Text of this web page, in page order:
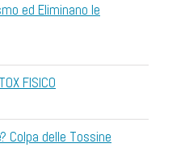
ed Eliminano le
FISICO
Colpa delle Tossine